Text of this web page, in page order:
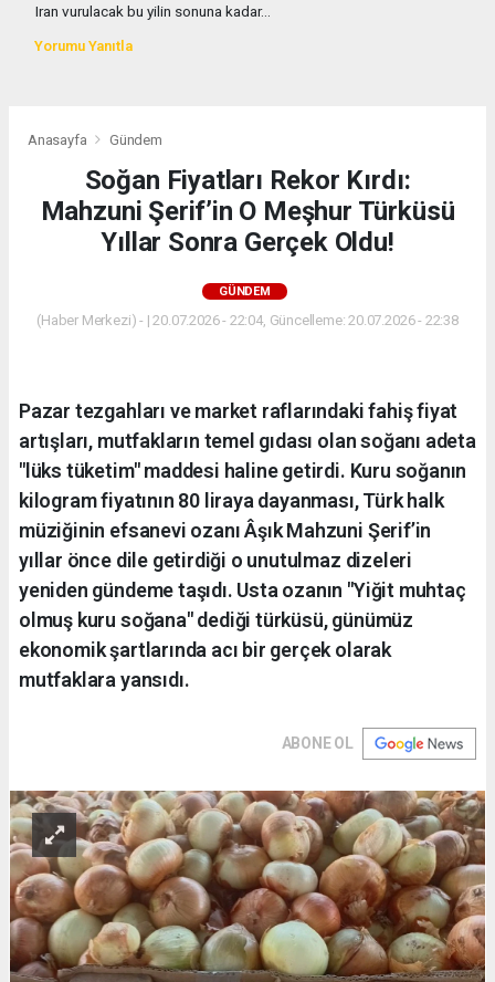
Iran vurulacak bu yilin sonuna kadar...
Yorumu Yanıtla
Anasayfa Gündem
Soğan Fiyatları Rekor Kırdı:
Mahzuni Şerif’in O Meşhur Türküsü
Yıllar Sonra Gerçek Oldu!
GÜNDEM
(Haber Merkezi) - | 20.07.2026 - 22:04, Güncelleme: 20.07.2026 - 22:38
Pazar tezgahları ve market raflarındaki fahiş fiyat
artışları, mutfakların temel gıdası olan soğanı adeta
"lüks tüketim" maddesi haline getirdi. Kuru soğanın
kilogram fiyatının 80 liraya dayanması, Türk halk
müziğinin efsanevi ozanı Âşık Mahzuni Şerif’in
yıllar önce dile getirdiği o unutulmaz dizeleri
yeniden gündeme taşıdı. Usta ozanın "Yiğit muhtaç
olmuş kuru soğana" dediği türküsü, günümüz
ekonomik şartlarında acı bir gerçek olarak
mutfaklara yansıdı.
ABONE OL